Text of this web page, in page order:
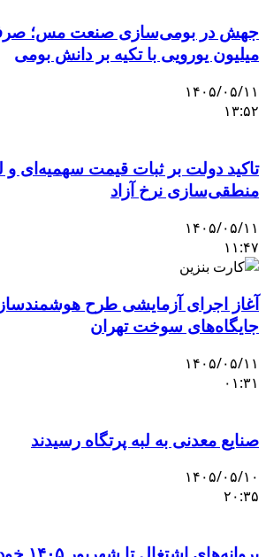
میلیون یورویی با تکیه بر دانش بومی
۱۴۰۵/۰۵/۱۱
۱۳:۵۲
تاکید دولت بر ثبات قیمت سهمیه‌ای و
منطقی‌سازی نرخ آزاد
۱۴۰۵/۰۵/۱۱
۱۱:۴۷
آغاز اجرای آزمایشی طرح
جایگاه‌های سوخت تهران
۱۴۰۵/۰۵/۱۱
۰۱:۳۱
صنایع معدنی به لبه پرتگاه رسیدند
۱۴۰۵/۰۵/۱۰
۲۰:۳۵